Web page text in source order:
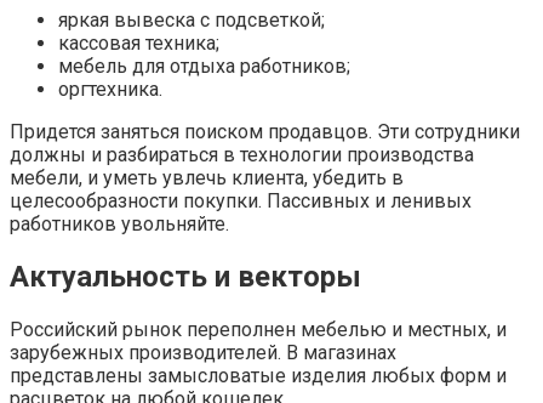
яркая вывеска с подсветкой;
кассовая техника;
мебель для отдыха работников;
оргтехника.
Придется заняться поиском продавцов. Эти сотрудники
должны и разбираться в технологии производства
мебели, и уметь увлечь клиента, убедить в
целесообразности покупки. Пассивных и ленивых
работников увольняйте.
Актуальность и векторы
Российский рынок переполнен мебелью и местных, и
зарубежных производителей. В магазинах
представлены замысловатые изделия любых форм и
расцветок на любой кошелек.